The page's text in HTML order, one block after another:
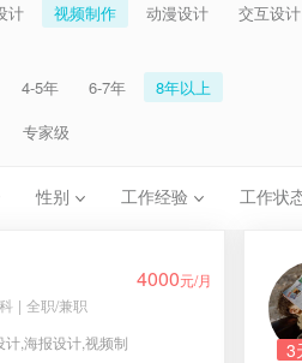
计 视频制作 动漫设计 交互设计
4-5年 6-7年
8年以上
专家级
性别 工作经验 工作状
4000元/月
| 全职/兼职
,海报设计,视频制
3